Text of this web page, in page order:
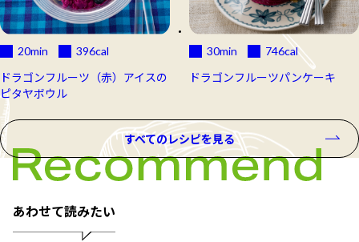
20min 396cal
ドラゴンフルーツ（赤）アイスの
ピタヤボウル
30min 746cal
ドラゴンフルーツパンケーキ
すべてのレシピを見る
あわせて読みたい